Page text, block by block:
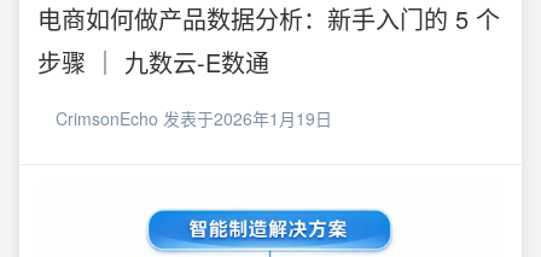
电商如何做产品数据分析：新手入门的 5 个
步骤 ｜ 九数云-E数通
CrimsonEcho 发表于2026年1月19日